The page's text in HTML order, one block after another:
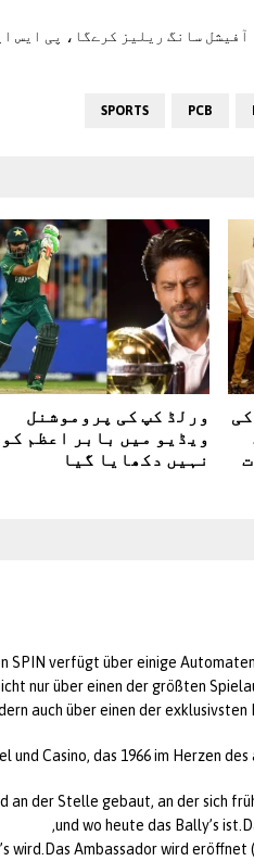
PCB
SPORTS
ورلڈ کپ کی پروموشنل
ویڈیو میں بابر اعظم کو
نہیں دکھایا گیا
SPIN verfügt über einige
nur über einen der größten
auch über einen der exklusivsten
und Casino, das 1966 im Herzen
an der Stelle gebaut, an der sich
und wo heute das Bally’s
wird.Das Ambassador wird